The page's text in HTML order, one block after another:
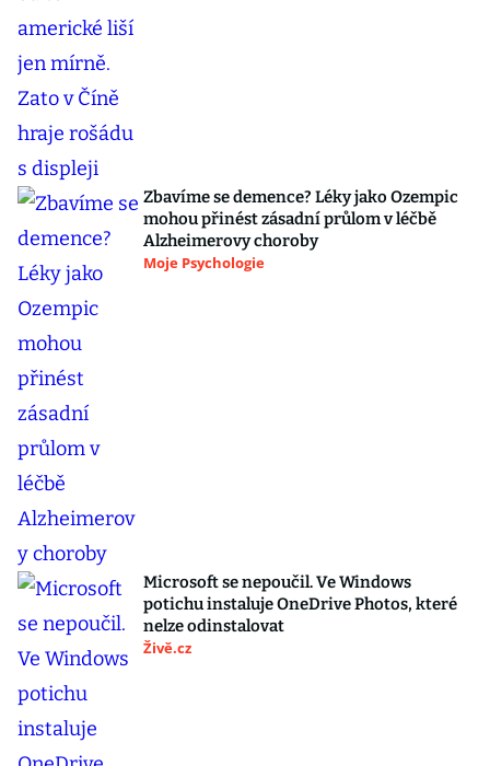
Zbavíme se demence? Léky jako Ozempic
mohou přinést zásadní průlom v léčbě
Alzheimerovy choroby
Moje Psychologie
Microsoft se nepoučil. Ve Windows
potichu instaluje OneDrive Photos, které
nelze odinstalovat
Živě.cz